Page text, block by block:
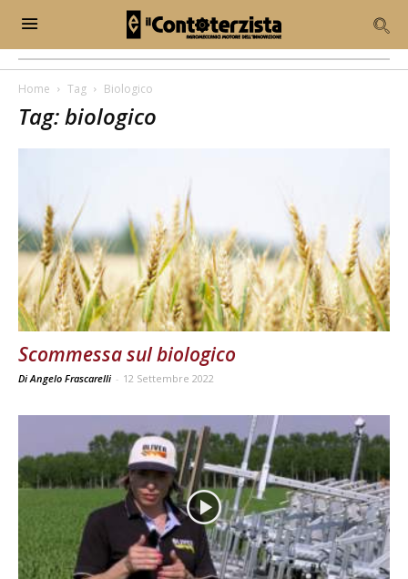
Home Tag Biologico
Tag: biologico
Scommessa sul biologico
Di Angelo Frascarelli - 12 Settembre 2022